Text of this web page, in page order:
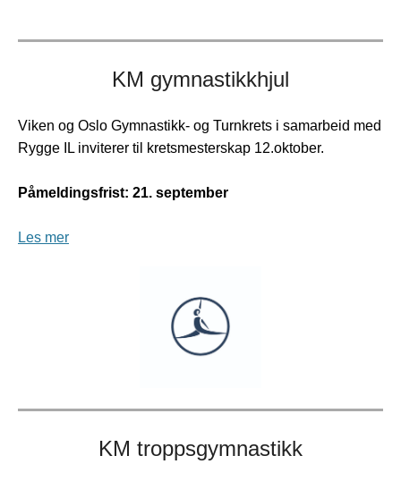
KM gymnastikkhjul
Viken og Oslo Gymnastikk- og Turnkrets i samarbeid med
Rygge IL inviterer til kretsmesterskap 12.oktober.
Påmeldingsfrist: 21. september
Les mer
KM troppsgymnastikk